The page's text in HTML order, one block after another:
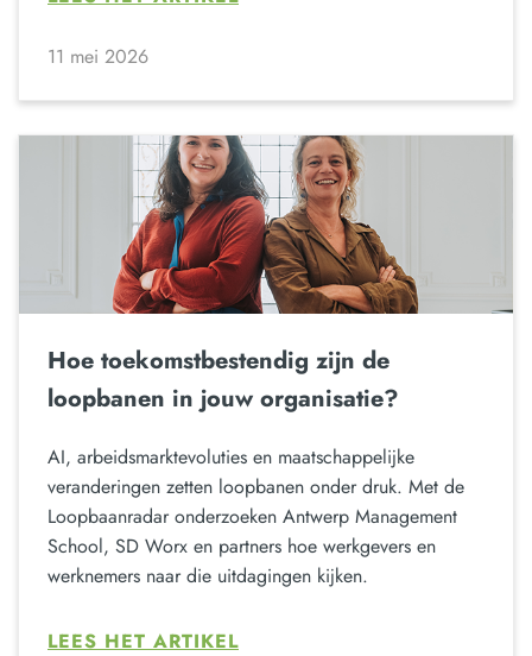
11 mei 2026
Hoe toekomstbestendig zijn de
loopbanen in jouw organisatie?
AI, arbeidsmarktevoluties en maatschappelijke
veranderingen zetten loopbanen onder druk. Met de
Loopbaanradar onderzoeken Antwerp Management
School, SD Worx en partners hoe werkgevers en
werknemers naar die uitdagingen kijken.
LEES HET ARTIKEL